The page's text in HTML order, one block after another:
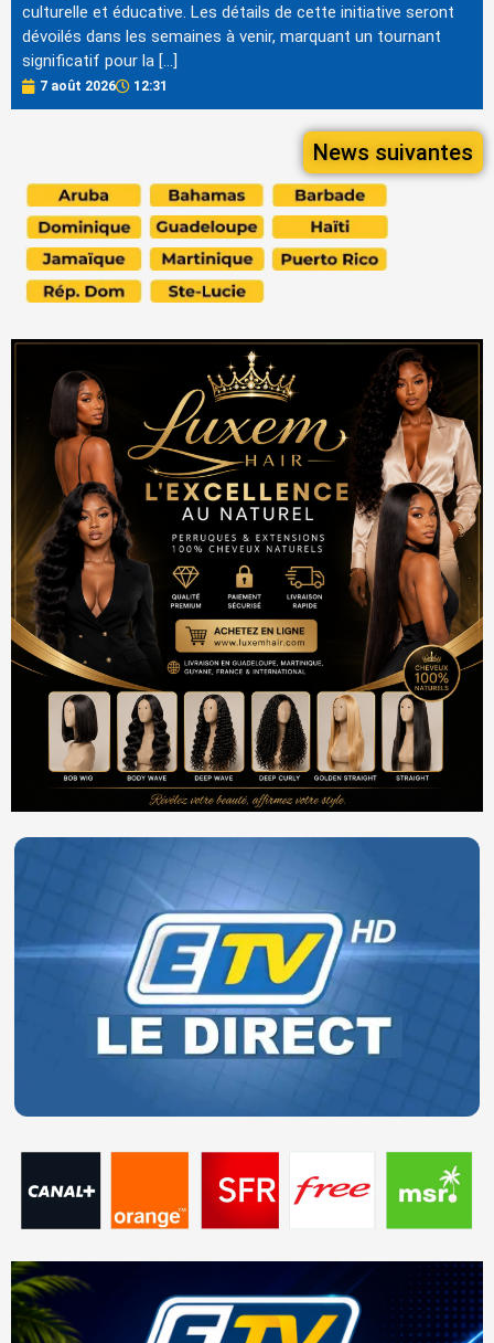
culturelle et éducative. Les détails de cette initiative seront
dévoilés dans les semaines à venir, marquant un tournant
significatif pour la […]
7 août 2026 12:31
News suivantes